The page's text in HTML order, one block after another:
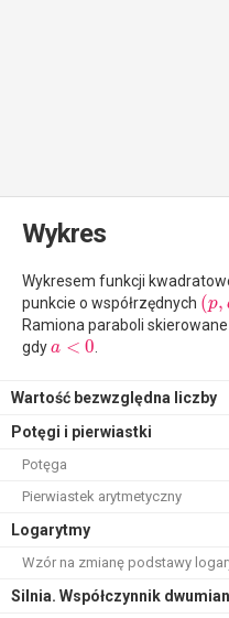
Wykres
Wykresem funkcji
punkcie o współrzędnych (p,
Ramiona paraboli
gdya < 0.
Wartość bezwzględna liczby
Potęgi i pierwiastki
Potęga
Pierwiastek arytmetyczny
Logarytmy
Wzór na zmianę podstawy
Silnia. Współczynnik